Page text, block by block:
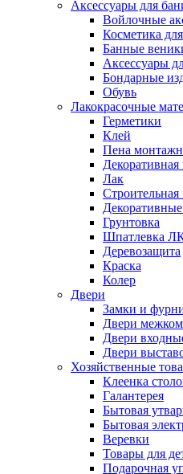
Аксессуары для
Войлочные
Косметика
Банные
Аксессуары
Бондарные
Обувь
Лакокрасочные
Герметики
Клей
Пена
Декоративная
Лак
Грунтовка
Шпатлевка
Деревозащита
Краска
Колер
Двери
Замки и
Двери
Двери
Двери
Хозяйственные
Клеенка
Галантерея
Бытовая
Бытовая
Веревки
Товары для
Подарочная